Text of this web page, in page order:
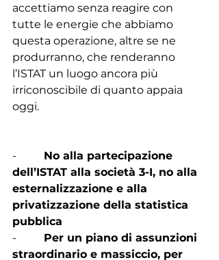
accettiamo senza reagire con
tutte le energie che abbiamo
questa operazione, altre se ne
produrranno, che renderanno
l’ISTAT un luogo ancora più
irriconoscibile di quanto appaia
oggi.
- No alla partecipazione
dell’ISTAT alla società 3-I, no alla
esternalizzazione e alla
privatizzazione della statistica
pubblica
- Per un piano di assunzioni
straordinario e massiccio, per